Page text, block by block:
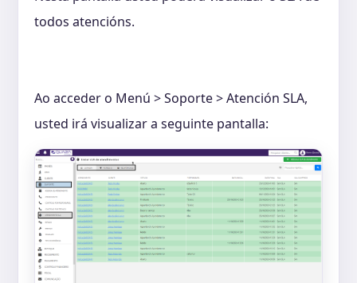
todos atencións.
Ao acceder o Menú > Soporte > Atención SLA,
usted irá visualizar a seguinte pantalla: